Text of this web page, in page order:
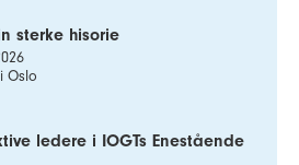
sterke hisorie
Oslo
ledere i IOGTs Enestående